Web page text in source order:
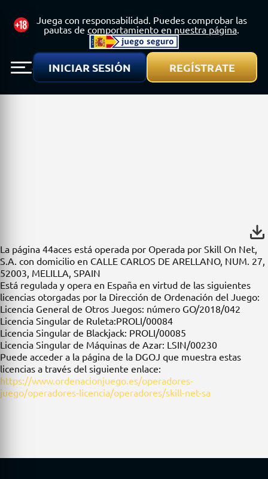
INICIAR SESIÓN REGÍSTRATE
La página 44aces está operada por Operada por Skill On Net,
S.A. con domicilio en CALLE CARLOS DE ARELLANO, NUM. 27,
52003, MELILLA, SPAIN
Está regulada y opera en España en virtud de las siguientes
licencias otorgadas por la Dirección de Ordenación del Juego:
Licencia General de Otros Juegos: número GO/2018/042
Licencia Singular de Ruleta:PROLI/00084
Licencia Singular de Blackjack: PROLI/00085
Licencia Singular de Máquinas de Azar: LSIN/00230
Puede acceder a la página de la DGOJ que muestra estas
licencias a través del siguiente enlace:
https://www.ordenacionjuego.es/operadores-
juego/operadores-licencia/operadores/skill-net-sa